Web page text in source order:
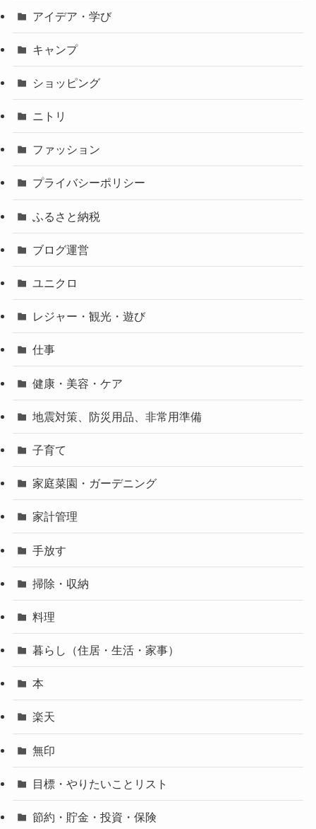
アイデア・学び
キャンプ
ショッピング
ニトリ
ファッション
プライバシーポリシー
ふるさと納税
ブログ運営
ユニクロ
レジャー・観光・遊び
仕事
健康・美容・ケア
地震対策、防災用品、非常用準備
子育て
家庭菜園・ガーデニング
家計管理
手放す
掃除・収納
料理
暮らし（住居・生活・家事）
本
楽天
無印
目標・やりたいことリスト
節約・貯金・投資・保険